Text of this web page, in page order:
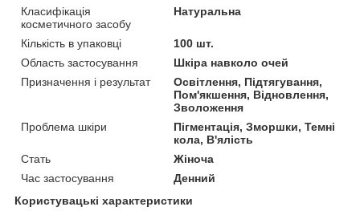
Класифікація
косметичного засобу
Натуральна
Кількість в упаковці
100 шт.
Область застосування
Шкіра навколо очей
Призначення і результат
Освітлення, Підтягування,
Пом'якшення, Відновлення,
Зволоження
Проблема шкіри
Пігментація, Зморшки, Темні
кола, В'ялість
Стать
Жіноча
Час застосування
Денний
Користувацькі характеристики